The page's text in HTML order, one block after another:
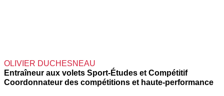
OLIVIER DUCHESNEAU
Entraîneur aux volets Sport-Études et Compétitif
Coordonnateur des compétitions et haute-performance